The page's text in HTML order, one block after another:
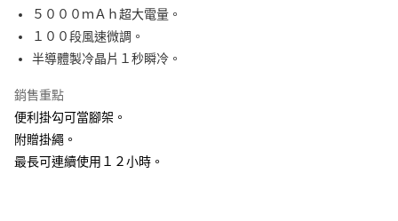
免運費
離島宅配-常溫商品
免運費
５０００ｍＡｈ超大電量。
１００段風速微調。
半導體製冷晶片１秒瞬冷。
銷售重點
便利掛勾可當腳架。
附贈掛繩。
最長可連續使用１２小時。